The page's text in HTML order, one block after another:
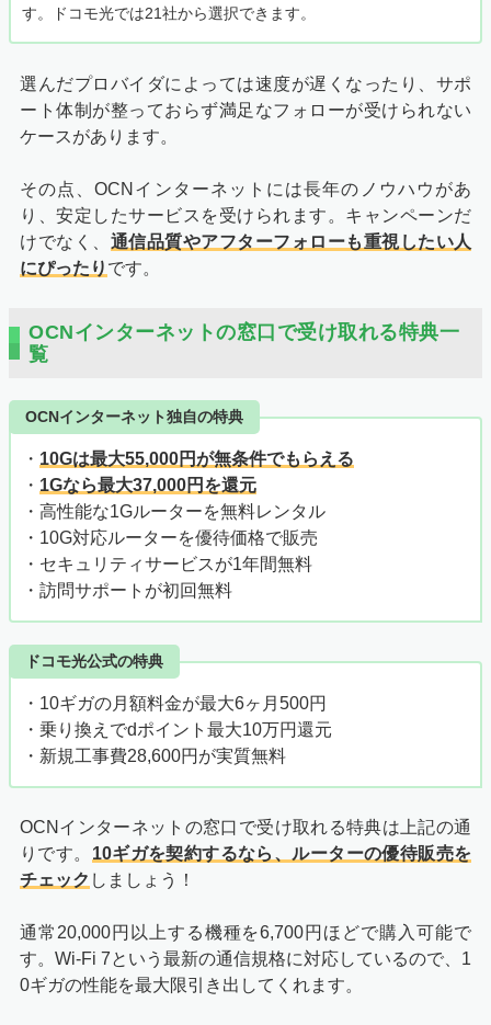
す。ドコモ光では21社から選択できます。
選んだプロバイダによっては速度が遅くなったり、サポ
ート体制が整っておらず満足なフォローが受けられない
ケースがあります。
その点、OCNインターネットには長年のノウハウがあ
り、安定したサービスを受けられます。キャンペーンだ
けでなく、 通信品質やアフターフォローも重視したい人
にぴったり です。
OCNインターネットの窓口で受け取れる特典一
覧
OCNインターネット独自の特典
・ 10Gは最大55,000円が無条件でもらえる
・ 1Gなら最大37,000円を還元
・高性能な1Gルーターを無料レンタル
・10G対応ルーターを優待価格で販売
・セキュリティサービスが1年間無料
・訪問サポートが初回無料
ドコモ光公式の特典
・10ギガの月額料金が最大6ヶ月500円
・乗り換えでdポイント最大10万円還元
・新規工事費28,600円が実質無料
OCNインターネットの窓口で受け取れる特典は上記の通
りです。 10ギガを契約するなら、ルーターの優待販売を
チェック しましょう！
通常20,000円以上する機種を6,700円ほどで購入可能で
す。Wi-Fi 7という最新の通信規格に対応しているので、1
0ギガの性能を最大限引き出してくれます。